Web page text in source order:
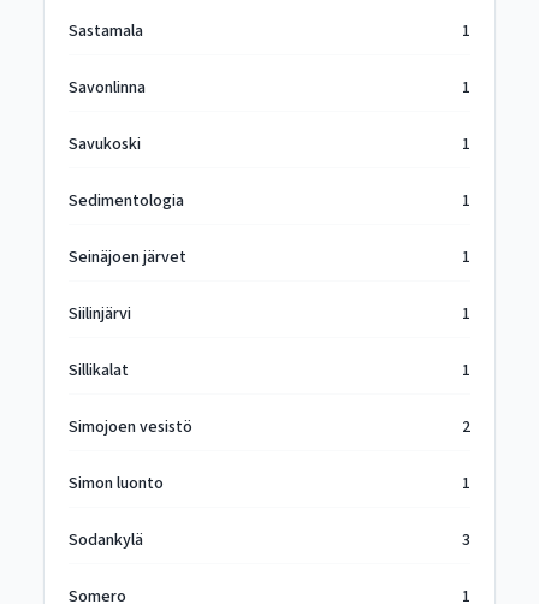
Sastamala 1
Savonlinna 1
Savukoski 1
Sedimentologia 1
Seinäjoen järvet 1
Siilinjärvi 1
Sillikalat 1
Simojoen vesistö 2
Simon luonto 1
Sodankylä 3
Somero 1